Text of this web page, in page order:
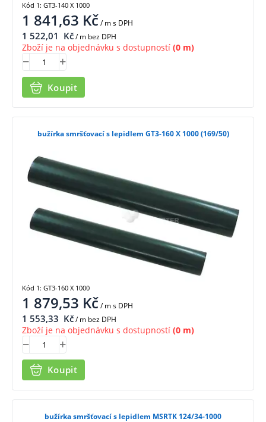
1 841,63 Kč/ ms DPH
1 522,01 Kč/ m bez DPH
Zboží je na objednávku s dostupností (0 m)
Koupit
Kód 1: GT3-140 X 1000
bužírka smršťovací s lepidlem GT3-160 X 1000 (169/50)
1 879,53 Kč/ ms DPH
1 553,33 Kč/ m bez DPH
Zboží je na objednávku s dostupností (0 m)
Koupit
Kód 1: GT3-160 X 1000
bužírka smršťovací s lepidlem MSRTK 124/34-1000